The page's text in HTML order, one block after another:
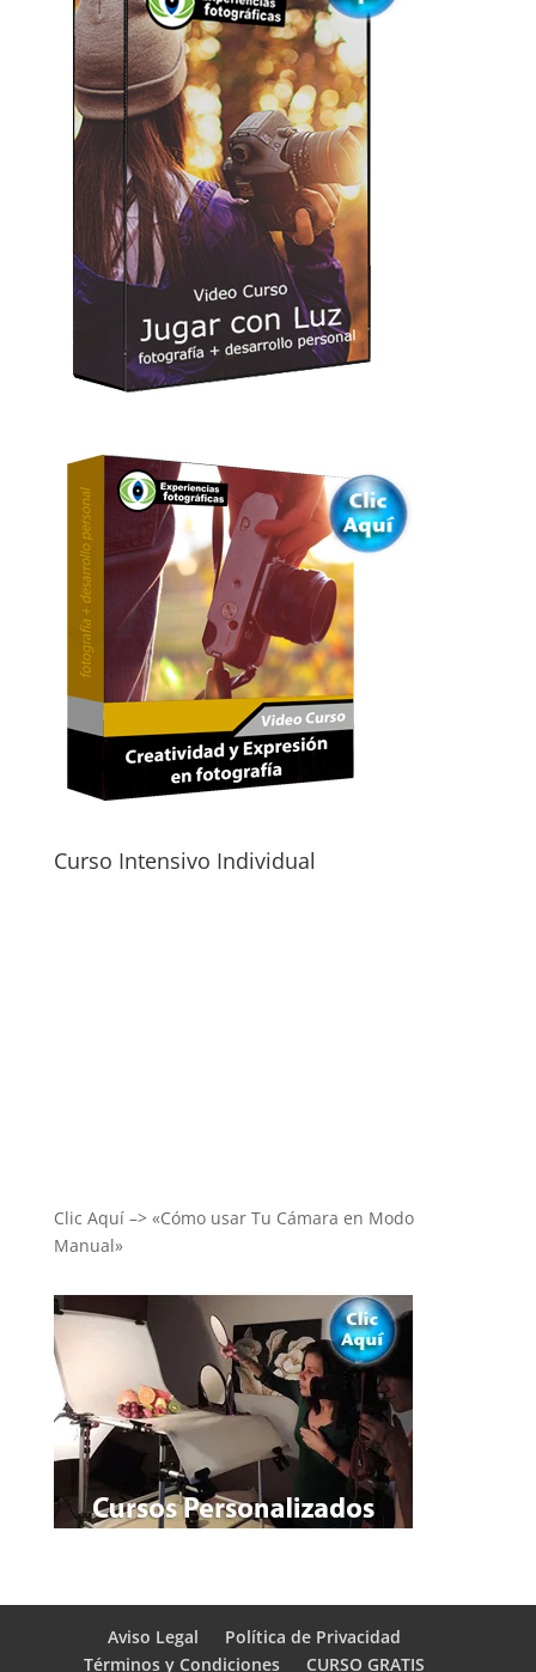
Curso Intensivo Individual
Clic Aquí –> «Cómo usar Tu Cámara en Modo
Manual»
Aviso Legal
Política de Privacidad
Términos y Condiciones
CURSO GRATIS